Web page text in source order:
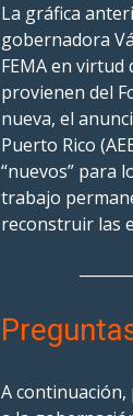
La gráfica
gobernadora
FEMA en
provienen del
nueva, el
Puerto Rico
“nuevos” para
trabajo
reconstruir las
A